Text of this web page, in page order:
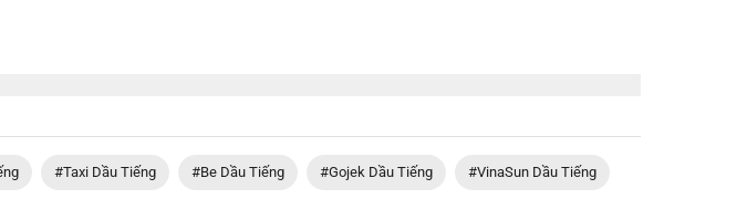
#Taxi Dầu Tiếng #Be Dầu Tiếng #Gojek Dầu Tiếng #VinaSun Dầu Tiếng